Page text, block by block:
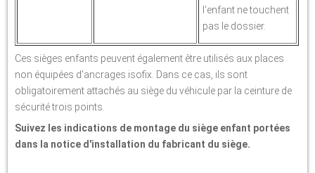
l'enfant ne touchent
pas le dossier.
Ces sièges enfants peuvent également être utilisés aux places
non équipées d'ancrages isofix. Dans ce cas, ils sont
obligatoirement attachés au siège du véhicule par la ceinture de
sécurité trois points.
Suivez les indications de montage du siège enfant portées
dans la notice d'installation du fabricant du siège.